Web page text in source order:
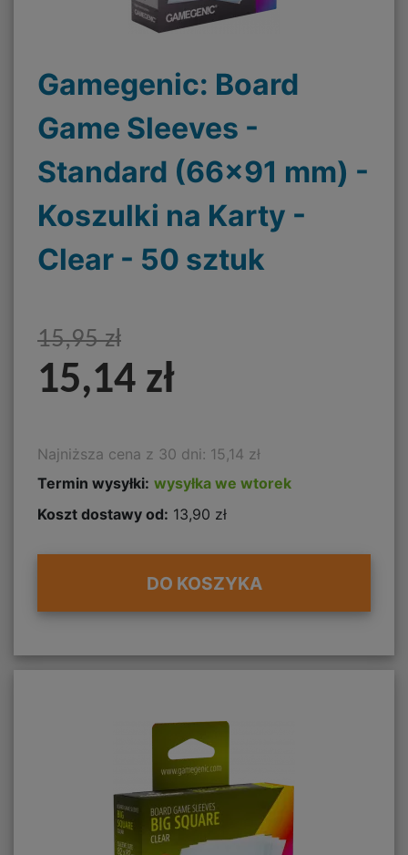
Gamegenic: Board
Game Sleeves -
Standard (66x91 mm) -
Koszulki na Karty -
Clear - 50 sztuk
15,95 zł
15,14 zł
Najniższa cena z 30 dni: 15,14 zł
Termin wysyłki: wysyłka we wtorek
Koszt dostawy od: 13,90 zł
DO KOSZYKA